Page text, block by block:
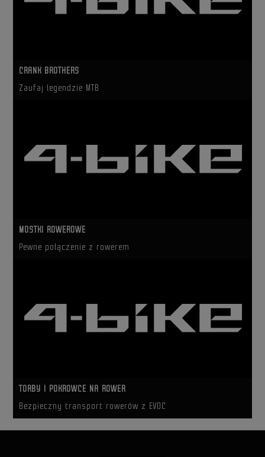
CRANK BROTHERS
Zaufaj legendzie MTB
MOSTKI ROWEROWE
Pewne połączenie z rowerem
TORBY I POKROWCE NA ROWER
Bezpieczny transport rowerów z EVOC